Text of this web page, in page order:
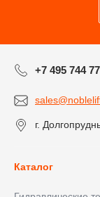
+7 495 744
г.
Каталог